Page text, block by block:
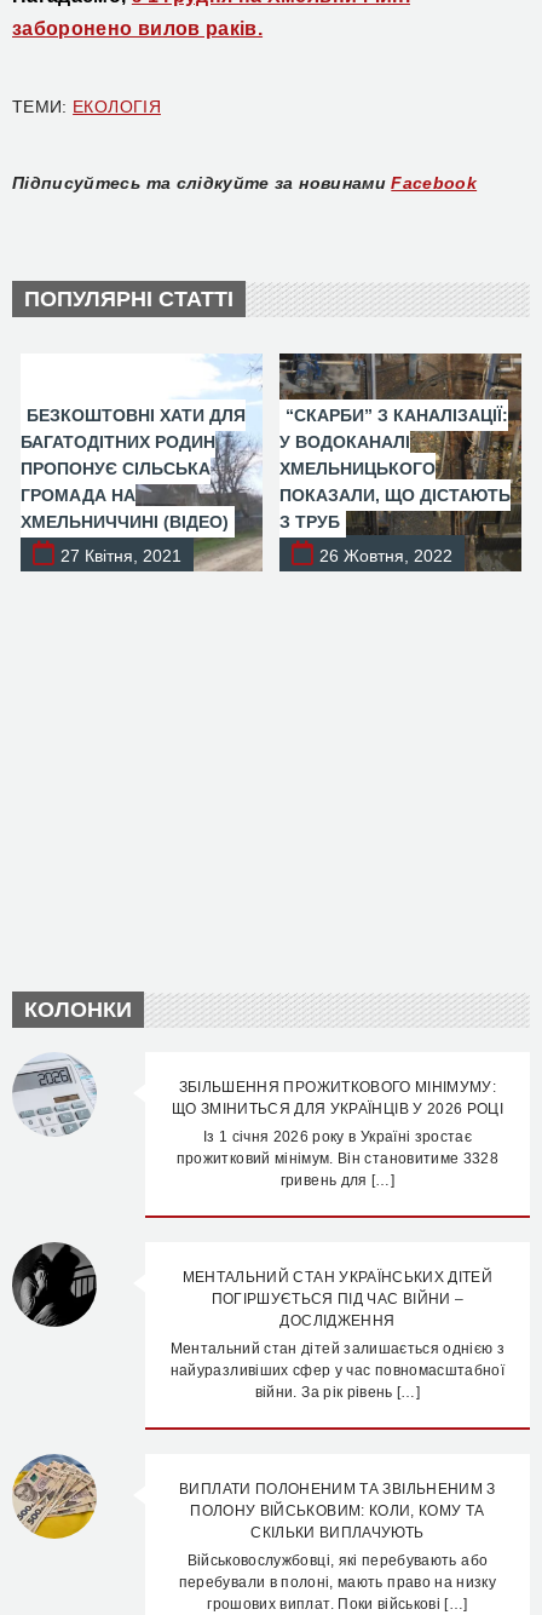
заборонено вилов раків.
ТЕМИ: ЕКОЛОГІЯ
Підписуйтесь та слідкуйте за новинами Facebook
ПОПУЛЯРНІ СТАТТІ
БЕЗКОШТОВНІ ХАТИ ДЛЯ
БАГАТОДІТНИХ РОДИН
ПРОПОНУЄ СІЛЬСЬКА
ГРОМАДА НА
ХМЕЛЬНИЧЧИНІ (ВІДЕО)
27 Квітня, 2021
“СКАРБИ” З КАНАЛІЗАЦІЇ:
У ВОДОКАНАЛІ
ХМЕЛЬНИЦЬКОГО
ПОКАЗАЛИ, ЩО ДІСТАЮТЬ
З ТРУБ
26 Жовтня, 2022
КОЛОНКИ
ЗБІЛЬШЕННЯ ПРОЖИТКОВОГО МІНІМУМУ:
ЩО ЗМІНИТЬСЯ ДЛЯ УКРАЇНЦІВ У 2026 РОЦІ
Із 1 січня 2026 року в Україні зростає
прожитковий мінімум. Він становитиме 3328
гривень для […]
МЕНТАЛЬНИЙ СТАН УКРАЇНСЬКИХ ДІТЕЙ
ПОГІРШУЄТЬСЯ ПІД ЧАС ВІЙНИ –
ДОСЛІДЖЕННЯ
Ментальний стан дітей залишається однією з
найуразливіших сфер у час повномасштабної
війни. За рік рівень […]
ВИПЛАТИ ПОЛОНЕНИМ ТА ЗВІЛЬНЕНИМ З
ПОЛОНУ ВІЙСЬКОВИМ: КОЛИ, КОМУ ТА
СКІЛЬКИ ВИПЛАЧУЮТЬ
Військовослужбовці, які перебувають або
перебували в полоні, мають право на низку
грошових виплат. Поки військові […]